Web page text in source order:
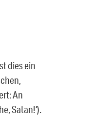
dies ein
An
Satan!‘).